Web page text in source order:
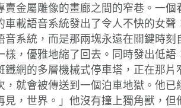
金屬雕像的畫廊之間的窄巷。一
載語音系統發出了令人不快的女
系統，而是那兩塊永遠在關鍵時
，優雅地縮了回去。同時發出低
網的多層機械式停車塔，正在那
就會被傳送到一個泊車地獄。他
，世界。」他沒有撞上獨角獸，